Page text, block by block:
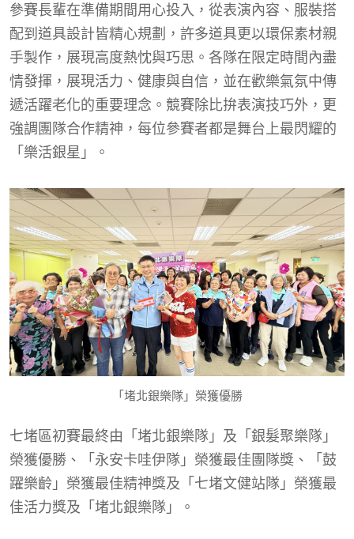
參賽長輩在準備期間用心投入，從表演內容、服裝搭
配到道具設計皆精心規劃，許多道具更以環保素材親
手製作，展現高度熱忱與巧思。各隊在限定時間內盡
情發揮，展現活力、健康與自信，並在歡樂氣氛中傳
遞活躍老化的重要理念。競賽除比拚表演技巧外，更
強調團隊合作精神，每位參賽者都是舞台上最閃耀的
「樂活銀星」。
「堵北銀樂隊」榮獲優勝
七堵區初賽最終由「堵北銀樂隊」及「銀髮聚樂隊」
榮獲優勝、「永安卡哇伊隊」榮獲最佳團隊獎、「鼓
躍樂齡」榮獲最佳精神獎及「七堵文健站隊」榮獲最
佳活力獎及「堵北銀樂隊」。